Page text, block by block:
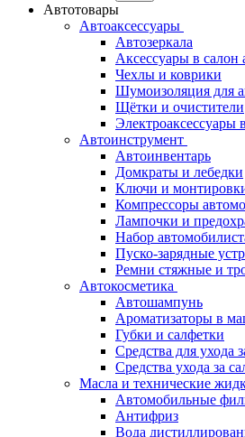
Автотовары
Автоаксессуары
Автозеркала
Аксессуары в салон
Чехлы и коврики
Шумоизоляция для
Щётки и очистители
Электроаксессуары
Автоинструмент
Автоинвентарь
Домкраты и лебедки
Ключи и
Компрессоры
Лампочки и
Набор
Пуско-зарядные
Ремни стяжные и
Автокосметика
Автошампунь
Ароматизаторы в
Губки и салфетки
Средства для ухода
Средства ухода за
Масла и технические
Автомобильные
Антифриз
Вода